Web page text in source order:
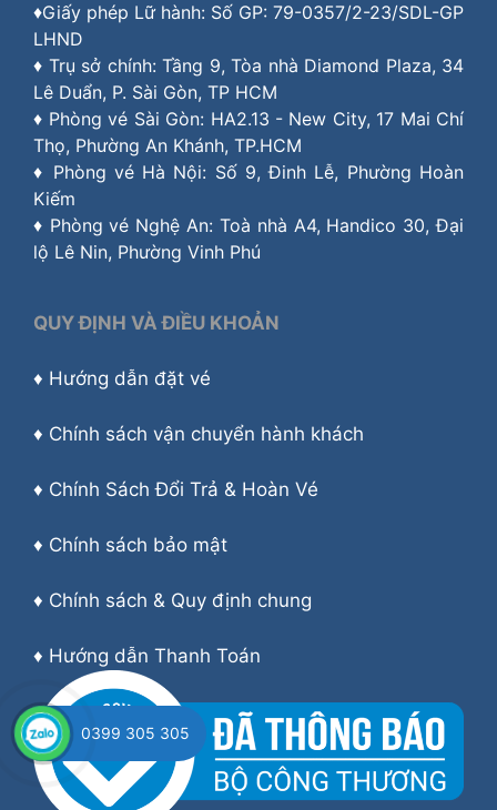
♦Giấy phép Lữ hành: Số GP: 79-0357/2-23/SDL-GP
LHND
♦ Trụ sở chính: Tầng 9, Tòa nhà Diamond Plaza, 34
Lê Duẩn, P. Sài Gòn, TP HCM
♦ Phòng vé Sài Gòn: HA2.13 - New City, 17 Mai Chí
Thọ, Phường An Khánh, TP.HCM
♦ Phòng vé Hà Nội: Số 9, Đinh Lễ, Phường Hoàn
Kiếm
♦ Phòng vé Nghệ An: Toà nhà A4, Handico 30, Đại
lộ Lê Nin, Phường Vinh Phú
QUY ĐỊNH VÀ ĐIỀU KHOẢN
♦ Hướng dẫn đặt vé
♦ Chính sách vận chuyển hành khách
♦ Chính Sách Đổi Trả & Hoàn Vé
♦ Chính sách bảo mật
♦ Chính sách & Quy định chung
♦ Hướng dẫn Thanh Toán
0399 305 305